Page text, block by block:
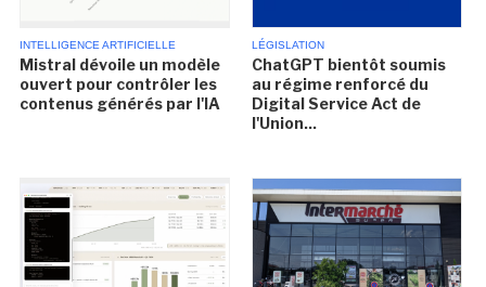
INTELLIGENCE ARTIFICIELLE
Mistral dévoile un modèle
ouvert pour contrôler les
contenus générés par l'IA
LÉGISLATION
ChatGPT bientôt soumis
au régime renforcé du
Digital Service Act de
l'Union...